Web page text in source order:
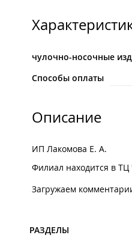
чулочно-носочные
Способы оплаты
Описание
ИП Лакомова Е. А.
Филиал находится в ТЦ
Загружаем
РАЗДЕЛЫ